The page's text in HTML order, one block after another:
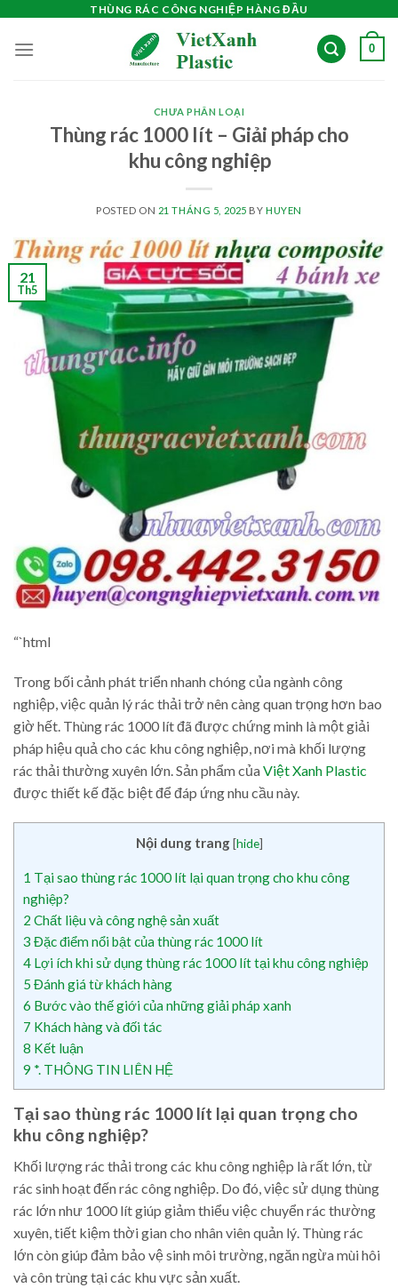
content
THÙNG RÁC CÔNG NGHIỆP HÀNG ĐẦU
0
CHƯA PHÂN LOẠI
Thùng rác 1000 lít – Giải pháp cho
khu công nghiệp
POSTED ON 21 THÁNG 5, 2025 BY HUYEN
21
Th5
“`html
Trong bối cảnh phát triển nhanh chóng của ngành công
nghiệp, việc quản lý rác thải trở nên càng quan trọng hơn bao
giờ hết. Thùng rác 1000 lít đã được chứng minh là một giải
pháp hiệu quả cho các khu công nghiệp, nơi mà khối lượng
rác thải thường xuyên lớn. Sản phẩm củaViệt Xanh Plastic
được thiết kế đặc biệt để đáp ứng nhu cầu này.
Nội dung trang [hide]
1 Tại sao thùng rác 1000 lít lại quan trọng cho khu công
nghiệp?
2 Chất liệu và công nghệ sản xuất
3 Đặc điểm nổi bật của thùng rác 1000 lít
4 Lợi ích khi sử dụng thùng rác 1000 lít tại khu công nghiệp
5 Đánh giá từ khách hàng
6 Bước vào thế giới của những giải pháp xanh
7 Khách hàng và đối tác
8 Kết luận
9 *. THÔNG TIN LIÊN HỆ
Tại sao thùng rác 1000 lít lại quan trọng cho
khu công nghiệp?
Khối lượng rác thải trong các khu công nghiệp là rất lớn, từ
rác sinh hoạt đến rác công nghiệp. Do đó, việc sử dụng thùng
rác lớn như 1000 lít giúp giảm thiểu việc chuyển rác thường
xuyên, tiết kiệm thời gian cho nhân viên quản lý. Thùng rác
lớn còn giúp đảm bảo vệ sinh môi trường, ngăn ngừa mùi hôi
và côn trùng tại các khu vực sản xuất.